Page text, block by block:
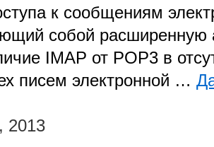
к сообщениям
собой расширенную
IMAP от POP3 в
писем электронной …
2013